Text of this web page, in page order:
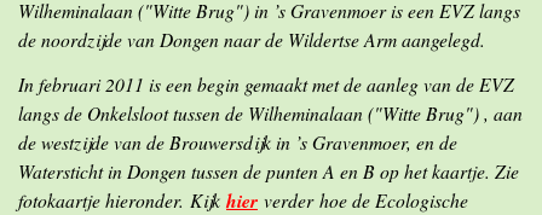
Wilheminalaan ("Witte Brug") in ’s Gravenmoer is een EVZ langs
de noordzijde van Dongen naar de Wildertse Arm aangelegd.
In februari 2011 is een begin gemaakt met de aanleg van de EVZ
langs de Onkelsloot tussen de Wilheminalaan ("Witte Brug") , aan
de westzijde van de Brouwersdijk in ’s Gravenmoer, en de
Watersticht in Dongen tussen de punten A en B op het kaartje. Zie
fotokaartje hieronder. Kijk hier verderhoe de Ecologische